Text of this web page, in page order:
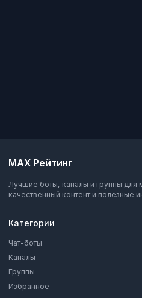
MAX Рейтинг
Лучшие боты, каналы и группы для
качественный контент и полезные
Категории
Чат-боты
Каналы
Группы
Избранное